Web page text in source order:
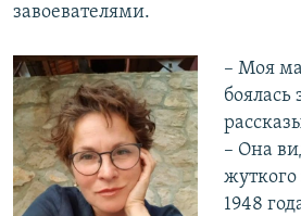
завоевателями.
– Моя
боялась
– Она
жуткого
1948